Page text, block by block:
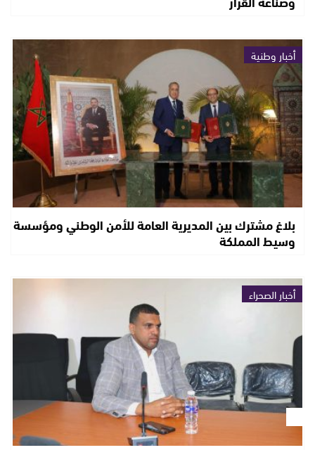
أخبار وطنية
بلاغ مشترك بين المديرية العامة للأمن الوطني ومؤسسة
وسيط المملكة
أخبار الصحراء